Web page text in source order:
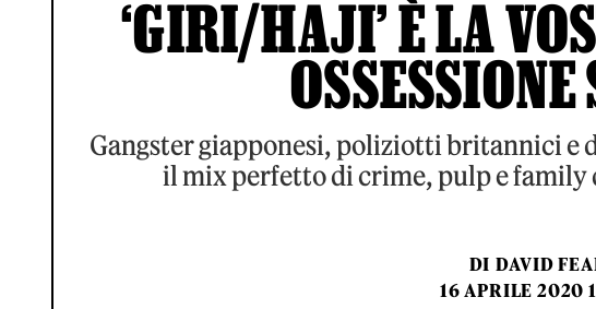
‘GIRI/HAJI’ È LA
Gangster giapponesi, poliziotti britannici e
il mix perfetto di crime, pulp e family
DI DAVID
16 APRILE 2020